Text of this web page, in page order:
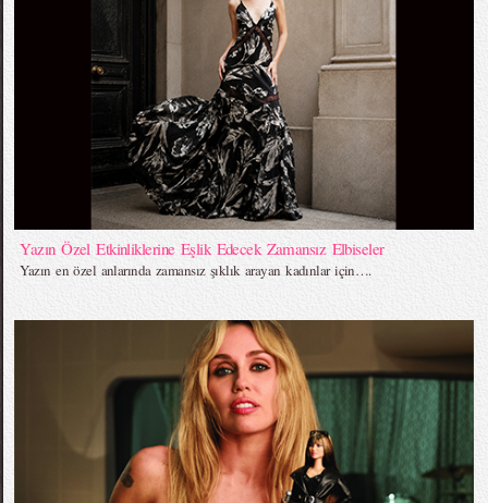
Yazın Özel Etkinliklerine Eşlik Edecek Zamansız Elbiseler
Yazın en özel anlarında zamansız şıklık arayan kadınlar için….